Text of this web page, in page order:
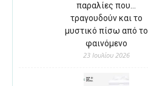
παραλίες που…
τραγουδούν και το
μυστικό πίσω από το
φαινόμενο
23 Ιουλίου 2026